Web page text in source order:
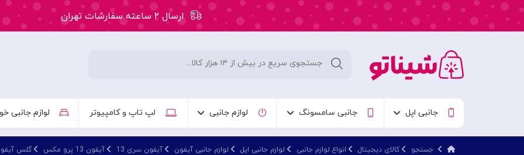
ارسال ۲ ساعته سفارشات تهران
جانبی اپل جانبی سامسونگ لوازم جانبی لپ تاپ و کامپیوتر لوازم جانبی
جستجو کالای دیجیتال انواع لوازم جانبی لوازم جانبی اپل لوازم جانبی آیفون آیفون سری 13 آیفون 13 پرو مکس گلس آیفون 13 پرو